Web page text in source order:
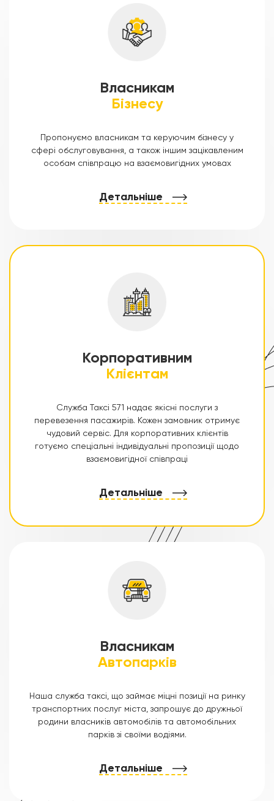
Власникам
Бізнесу
Пропонуємо власникам та керуючим бізнесу у
сфері обслуговування, а також іншим зацікавленим
особам співпрацю на взаємовигідних умовах
Детальніше
Корпоративним
Клієнтам
Служба Таксі 571 надає якісні послуги з
перевезення пасажирів. Кожен замовник отримує
чудовий сервіс. Для корпоративних клієнтів
готуємо спеціальні індивідуальні пропозиції щодо
взаємовигідної співпраці
Детальніше
Власникам
Автопарків
Наша служба таксі, що займає міцні позиції на ринку
транспортних послуг міста, запрошує до дружньої
родини власників автомобілів та автомобільних
парків зі своїми водіями.
Детальніше